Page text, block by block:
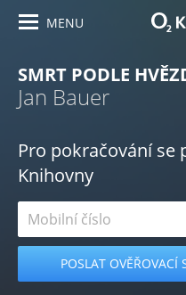
MENU
SMRT PODLE
Jan Bauer
Pro pokračování se
Knihovny